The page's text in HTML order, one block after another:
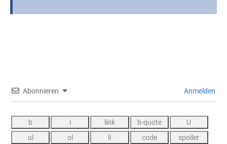
Abonnieren Anmelden